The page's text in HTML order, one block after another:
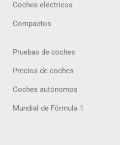
Coches eléctricos
Compactos
Pruebas de coches
Precios de coches
Coches autónomos
Mundial de Fórmula 1